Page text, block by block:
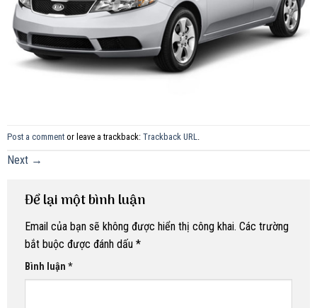
Post a comment or leave a trackback: Trackback URL
Next →
Để lại một bình luận
Email của bạn sẽ không được hiển thị công khai. Các trường
bắt buộc được đánh dấu *
Bình luận *